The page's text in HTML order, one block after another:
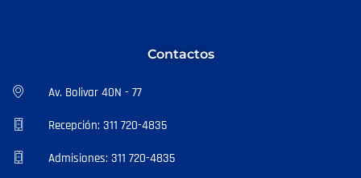
Contactos
Av. Bolivar 40N - 77
Recepción: 311 720-4835
Admisiones: 311 720-4835